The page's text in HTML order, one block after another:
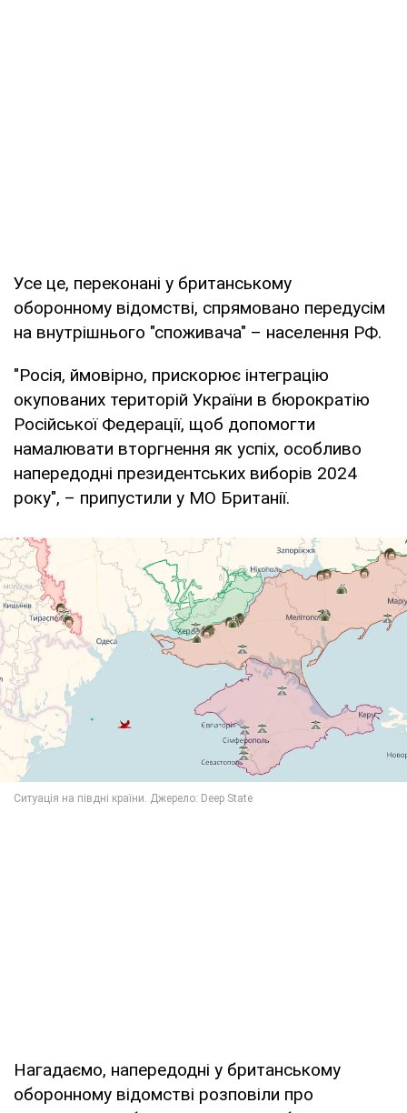
Усе це, переконані у британському
оборонному відомстві, спрямовано передусім
на внутрішнього "споживача" – населення РФ.
"Росія, ймовірно, прискорює інтеграцію
окупованих територій України в бюрократію
Російської Федерації, щоб допомогти
намалювати вторгнення як успіх, особливо
напередодні президентських виборів 2024
року", – припустили у МО Британії.
Нагадаємо, напередодні у британському
оборонному відомстві розповіли про